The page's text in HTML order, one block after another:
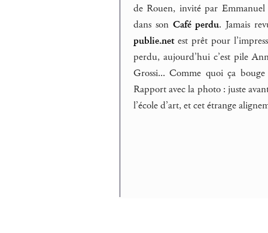
de Rouen, invité par Emmanuel
dans son Café perdu. Jamais
publie.netest prêt pour
perdu, aujourd’hui c’est pile
Grossi... Comme quoi ça
Rapport avec la photo : juste
l’école d’art, et cet étrange